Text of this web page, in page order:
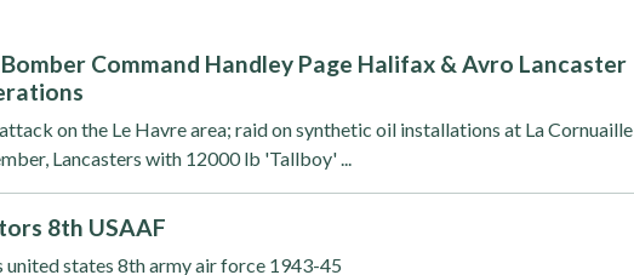
Command Handley Page Halifax & Avro Lancaster
on the Le Havre area; raid on synthetic oil installations at La Cornuaille
Lancasters with 12000 lb 'Tallboy' ...
8th USAAF
states 8th army air force 1943-45